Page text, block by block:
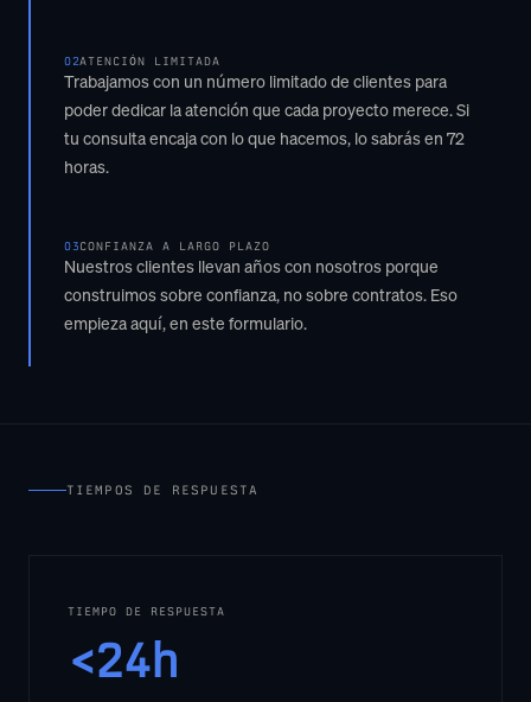
02ATENCIÓN LIMITADA
Trabajamos con un número limitado de clientes para
poder dedicar la atención que cada proyecto merece. Si
tu consulta encaja con lo que hacemos, lo sabrás en 72
horas.
03CONFIANZA A LARGO PLAZO
Nuestros clientes llevan años con nosotros porque
construimos sobre confianza, no sobre contratos. Eso
empieza aquí, en este formulario.
TIEMPOS DE RESPUESTA
TIEMPO DE RESPUESTA
<24h